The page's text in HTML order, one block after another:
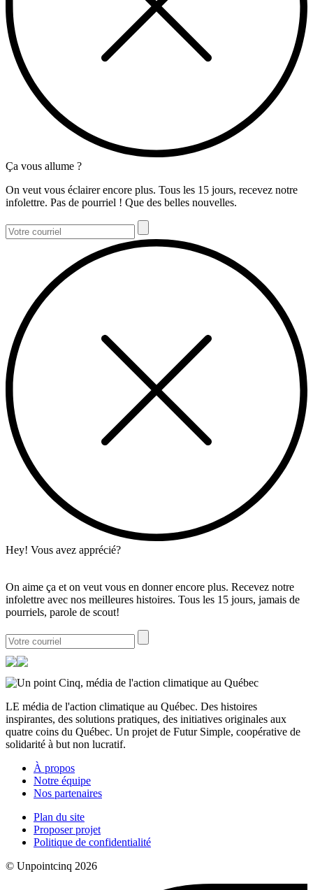
Ça vous allume ?
On veut vous éclairer encore plus. Tous les 15 jours, recevez notre
infolettre. Pas de pourriel ! Que des belles nouvelles.
Hey! Vous avez apprécié?
On aime ça et on veut vous en donner encore plus. Recevez notre
infolettre avec nos meilleures histoires. Tous les 15 jours, jamais de
pourriels, parole de scout!
LE média de l'action climatique au Québec. Des histoires
inspirantes, des solutions pratiques, des initiatives originales aux
quatre coins du Québec. Un projet de Futur Simple, coopérative de
solidarité à but non lucratif.
À propos
Notre équipe
Nos partenaires
Plan du site
Proposer projet
Politique de confidentialité
© Unpointcinq 2026